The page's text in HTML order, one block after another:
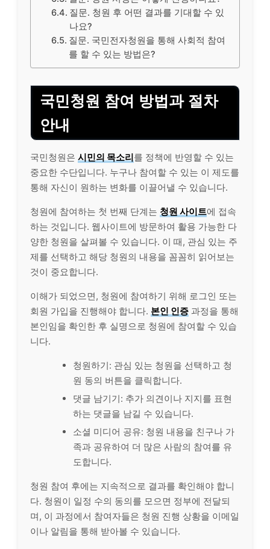
질문. 청원 후 어떤 결과를 기대할 수 있
나요?
질문. 국민전자청원을 통해 사회적 참여
를 할 수 있는 방법은?
국민청원 참여 방법과 절차
안내
국민청원은 시민의 목소리를 정책에 반영할 수 있는
중요한 수단입니다. 누구나 참여할 수 있는 이 제도를
통해 자신이 원하는 변화를 이끌어낼 수 있습니다.
청원에 참여하는 첫 번째 단계는 청원 사이트에 접속
하는 것입니다. 웹사이트에 방문하여 활용 가능한 다
양한 청원을 살펴볼 수 있습니다. 이 때, 관심 있는 주
제를 선택하고 해당 청원의 내용을 꼼꼼히 읽어보는
것이 중요합니다.
이해가 되었으면, 청원에 참여하기 위해 로그인 또는
회원 가입을 진행해야 합니다. 본인 인증 과정을 통해
본인임을 확인한 후 실명으로 청원에 참여할 수 있습
니다.
청원하기: 관심 있는 청원을 선택하고 청
원 동의 버튼을 클릭합니다.
댓글 남기기: 추가 의견이나 지지를 표현
하는 댓글을 남길 수 있습니다.
소셜 미디어 공유: 청원 내용을 친구나 가
족과 공유하여 더 많은 사람의 참여를 유
도합니다.
청원 참여 후에는 지속적으로 결과를 확인해야 합니
다. 청원이 일정 수의 동의를 모으면 정부에 전달되
며, 이 과정에서 참여자들은 청원 진행 상황을 이메일
이나 알림을 통해 받아볼 수 있습니다.